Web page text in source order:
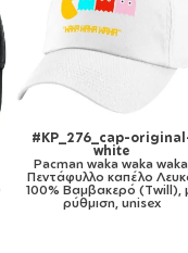
#KP_276_11oz
Pacman waka waka waka,
Κούπα, κεραμική, 330ml